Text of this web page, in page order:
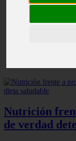
Consejos para
Nutrición
de verdad